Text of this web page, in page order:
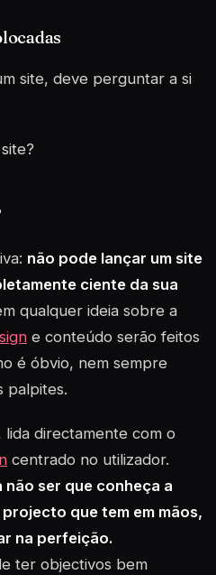
site, deve perguntar a si
não pode lançar um site
ciente da sua
qualquer ideia sobre a
e conteúdo serão feitos
é óbvio, nem sempre
palpites.
directamente com o
centrado no utilizador.
não ser que conheça a
que tem em mãos,
na perfeição.
ter objectivos bem